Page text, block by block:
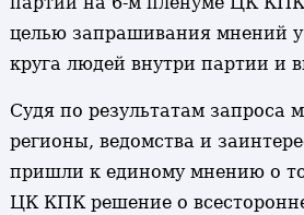
целью запрашивания мнений у
круга людей внутри партии и
Судя по результатам запроса
регионы, ведомства и
пришли к единому мнению о
ЦК КПК решение о